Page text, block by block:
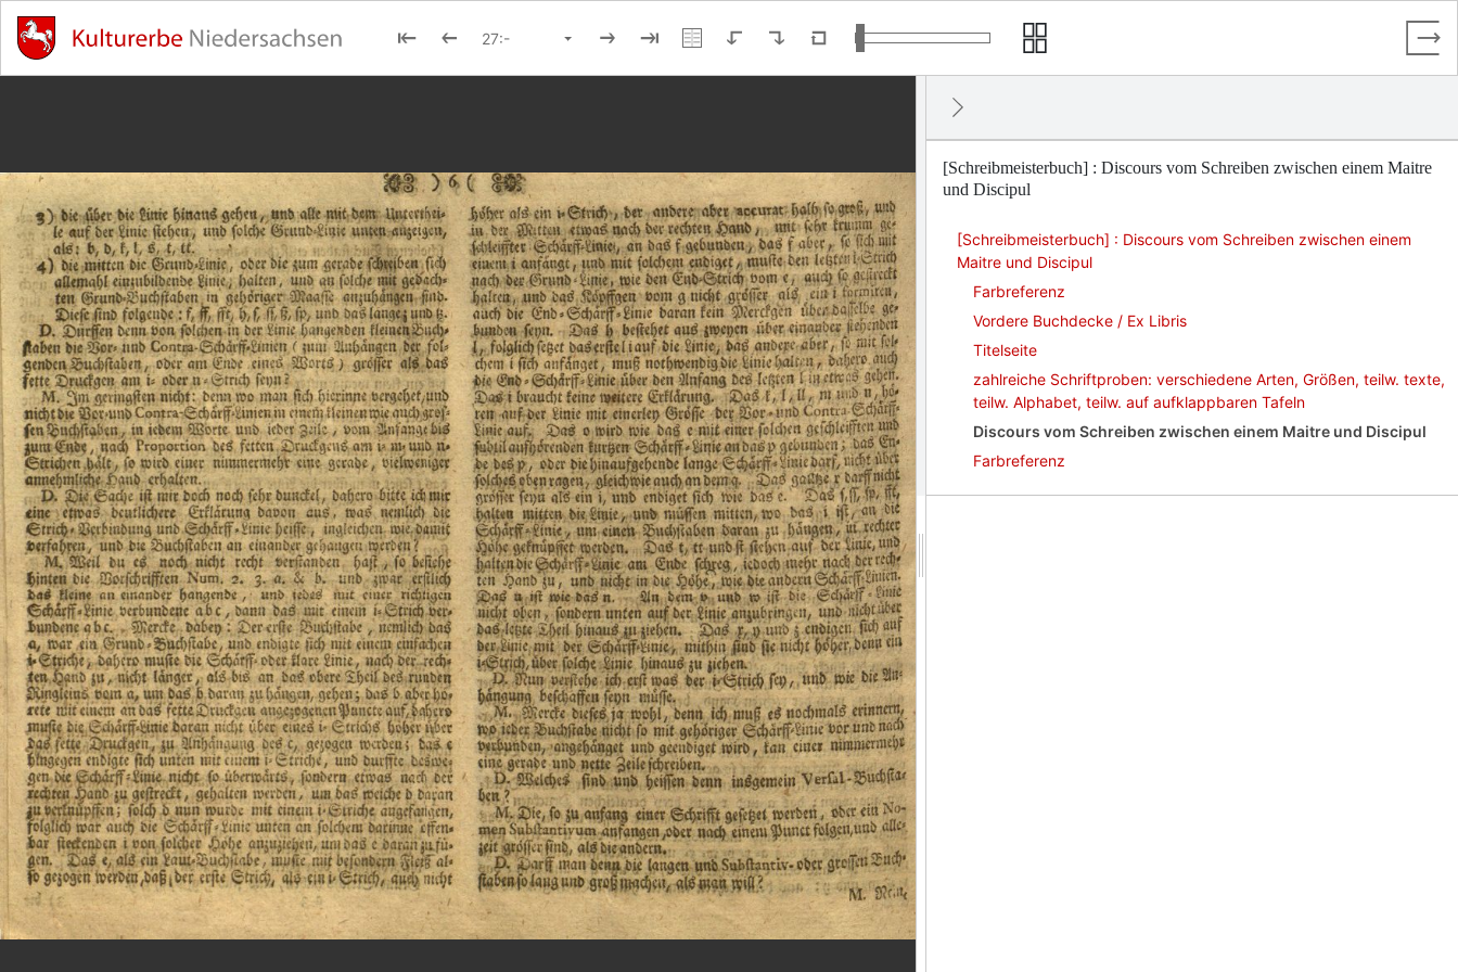
[Schreibmeisterbuch] : Discours vom Schreiben zwischen einem Maitre
und Discipul
[Schreibmeisterbuch] : Discours vom Schreiben zwischen einem
Maitre und Discipul
Farbreferenz
Vordere Buchdecke / Ex Libris
Titelseite
zahlreiche Schriftproben: verschiedene Arten, Größen, teilw. texte,
teilw. Alphabet, teilw. auf aufklappbaren Tafeln
Discours vom Schreiben zwischen einem Maitre und Discipul
Farbreferenz